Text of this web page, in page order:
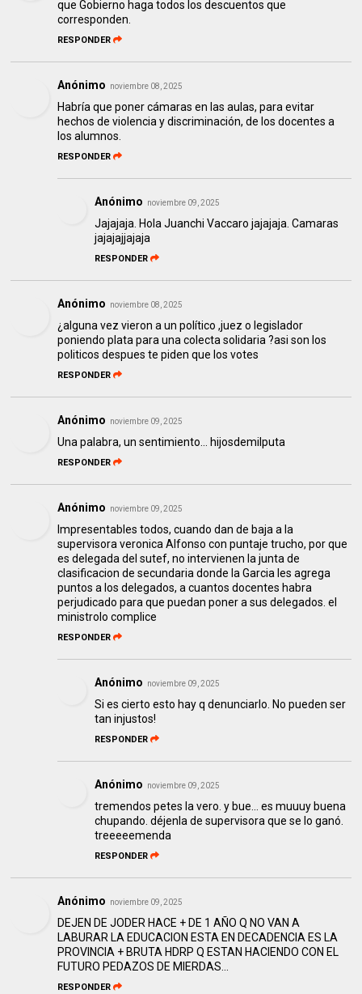
que Gobierno haga todos los descuentos que
corresponden.
RESPONDER
Anónimo noviembre 08, 2025
Habría que poner cámaras en las aulas, para evitar
hechos de violencia y discriminación, de los docentes a
los alumnos.
RESPONDER
Anónimo noviembre 09, 2025
Jajajaja. Hola Juanchi Vaccaro jajajaja. Camaras
jajajajjajaja
RESPONDER
Anónimo noviembre 08, 2025
¿alguna vez vieron a un político ,juez o legislador
poniendo plata para una colecta solidaria ?asi son los
politicos despues te piden que los votes
RESPONDER
Anónimo noviembre 09, 2025
Una palabra, un sentimiento… hijosdemilputa
RESPONDER
Anónimo noviembre 09, 2025
Impresentables todos, cuando dan de baja a la
supervisora veronica Alfonso con puntaje trucho, por que
es delegada del sutef, no intervienen la junta de
clasificacion de secundaria donde la Garcia les agrega
puntos a los delegados, a cuantos docentes habra
perjudicado para que puedan poner a sus delegados. el
ministrolo complice
RESPONDER
Anónimo noviembre 09, 2025
Si es cierto esto hay q denunciarlo. No pueden ser
tan injustos!
RESPONDER
Anónimo noviembre 09, 2025
tremendos petes la vero. y bue... es muuuy buena
chupando. déjenla de supervisora que se lo ganó.
treeeeemenda
RESPONDER
Anónimo noviembre 09, 2025
DEJEN DE JODER HACE + DE 1 AÑO Q NO VAN A
LABURAR LA EDUCACION ESTA EN DECADENCIA ES LA
PROVINCIA + BRUTA HDRP Q ESTAN HACIENDO CON EL
FUTURO PEDAZOS DE MIERDAS...
RESPONDER